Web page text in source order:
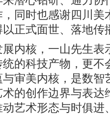
同时也感谢四川美
正式面世、落地传
核，一山先生表
的科技产物，更不
审美内核，是数智
的创作边界与表达
艺术形态与时俱进